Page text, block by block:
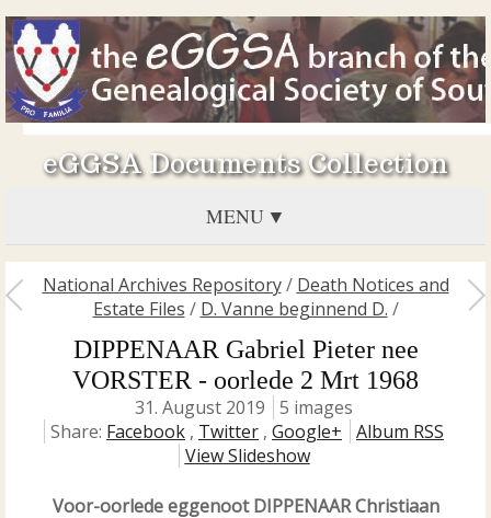
eGGSA Documents Collection
MENU
National Archives Repository/ Death Notices and
Estate Files / D. Vanne beginnend D. /
DIPPENAAR Gabriel Pieter nee
VORSTER - oorlede 2 Mrt 1968
31. August 2019
5 images
Share: Facebook , Twitter , Google+
Album RSS
View Slideshow
Voor-oorlede eggenoot DIPPENAAR Christiaan